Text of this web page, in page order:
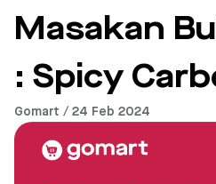
Masakan
: Spicy
Gomart / 24 Feb 2024